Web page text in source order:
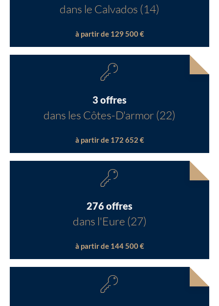
dans le Calvados (14)
à partir de 129 500 €
3 offres
dans les Côtes-D'armor (22)
à partir de 172 652 €
276 offres
dans l'Eure (27)
à partir de 144 500 €